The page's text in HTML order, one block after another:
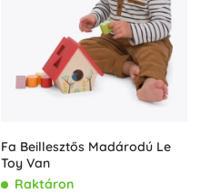
Fa Beillesztős Madárodú Le
Toy Van
Raktáron